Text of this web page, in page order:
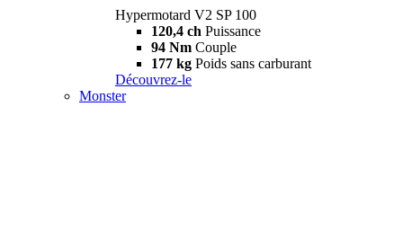
Hypermotard V2 SP 100
120,4 ch Puissance
94 Nm Couple
177 kg Poids sans carburant
Découvrez-le
Monster